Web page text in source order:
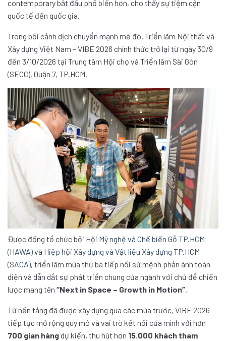
contemporary bắt đầu phổ biến hơn, cho thấy sự tiệm cận
quốc tế đến quốc gia.
Trong bối cảnh dịch chuyển mạnh mẽ đó, Triển lãm Nội thất và
Xây dựng Việt Nam – VIBE 2026 chính thức trở lại từ ngày 30/9
đến 3/10/2026 tại Trung tâm Hội chợ và Triển lãm Sài Gòn
(SECC), Quận 7, TP.HCM.
Được đồng tổ chức bởi Hội Mỹ nghệ và Chế biến Gỗ TP.HCM
(HAWA)và Hiệp hội Xây dựng và Vật liệu Xây dựng TP.HCM
(SACA), triển lãm mùa thứ ba tiếp nối sứ mệnh phản ánh toàn
diện và dẫn dắt sự phát triển chung của ngành với chủ đề chiến
lược mang tên “Next in Space – Growth in Motion”.
Từ nền tảng đã được xây dựng qua các mùa trước, VIBE 2026
tiếp tục mở rộng quy mô và vai trò kết nối của mình với hơn
700 gian hàngdự kiến, thu hút hơn 15.000 khách tham